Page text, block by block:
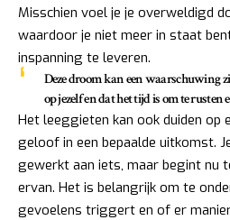
Misschien voel je je overweldigd
waardoor je niet meer in staat
inspanning te leveren.
Deze droom kan een waarschuwing
op jezelf en dat het tijd is om te rusten
Het leeggieten kan ook duiden op
geloof in een bepaalde uitkomst.
gewerkt aan iets, maar begint nu
ervan. Het is belangrijk om te
gevoelens triggert en of er